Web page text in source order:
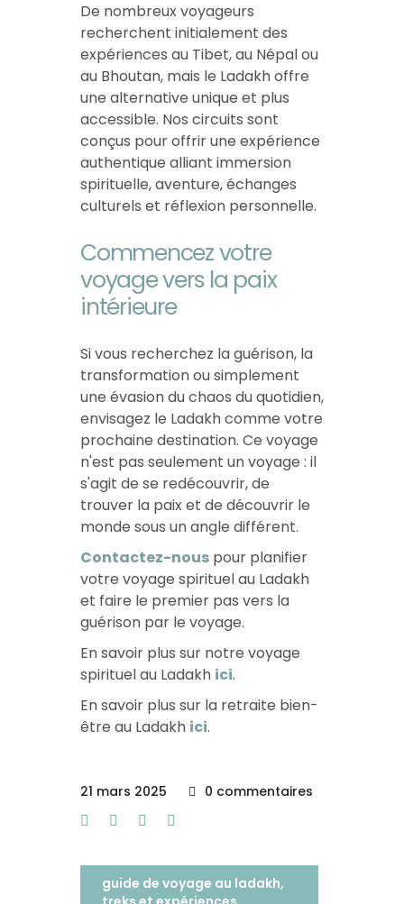
De nombreux voyageurs
recherchent initialement des
expériences au Tibet, au Népal ou
au Bhoutan, mais le Ladakh offre
une alternative unique et plus
accessible. Nos circuits sont
conçus pour offrir une expérience
authentique alliant immersion
spirituelle, aventure, échanges
culturels et réflexion personnelle.
Commencez votre
voyage vers la paix
intérieure
Si vous recherchez la guérison, la
transformation ou simplement
une évasion du chaos du quotidien,
envisagez le Ladakh comme votre
prochaine destination. Ce voyage
n'est pas seulement un voyage : il
s'agit de se redécouvrir, de
trouver la paix et de découvrir le
monde sous un angle différent.
Contactez-nous pour planifier
votre voyage spirituel au Ladakh
et faire le premier pas vers la
guérison par le voyage.
En savoir plus sur notre voyage
spirituel au Ladakh ici.
En savoir plus sur la retraite bien-
être au Ladakh ici.
21 mars 2025 0 commentaires
guide de voyage au ladakh,